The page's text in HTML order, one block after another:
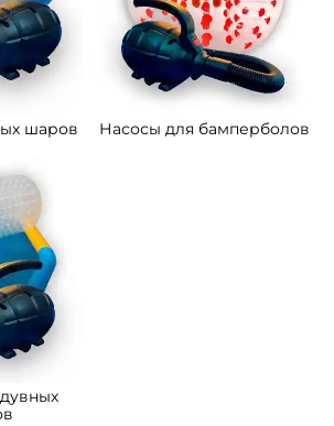
шаров Насосы для бамперболов